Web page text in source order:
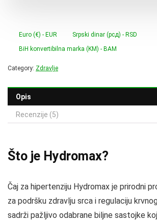
Euro (€) - EUR
Srpski dinar (рсд) - RSD
BiH konvertibilna marka (KM) - BAM
Category: Zdravlje
Opis
Recenzije (5)
Što je Hydromax?
Čaj za hipertenziju Hydromax je prirodni
za podršku zdravlju srca i regulaciju
sadrži pažljivo odabrane biljne sastojke